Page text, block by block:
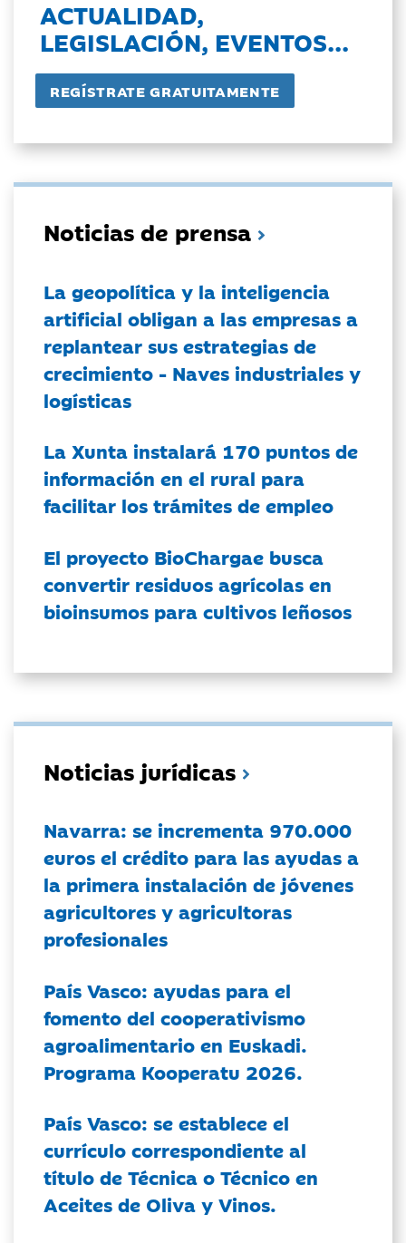
ACTUALIDAD,
LEGISLACIÓN, EVENTOS...
Noticias de prensa
La geopolítica y la inteligencia
artificial obligan a las empresas a
replantear sus estrategias de
crecimiento - Naves industriales y
logísticas
La Xunta instalará 170 puntos de
información en el rural para
facilitar los trámites de empleo
El proyecto BioChargae busca
convertir residuos agrícolas en
bioinsumos para cultivos leñosos
Noticias jurídicas
Navarra: se incrementa 970.000
euros el crédito para las ayudas a
la primera instalación de jóvenes
agricultores y agricultoras
profesionales
País Vasco: ayudas para el
fomento del cooperativismo
agroalimentario en Euskadi.
Programa Kooperatu 2026.
País Vasco: se establece el
currículo correspondiente al
título de Técnica o Técnico en
Aceites de Oliva y Vinos.